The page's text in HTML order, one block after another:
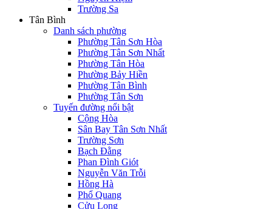
Trường Sa
Tân Bình
Danh sách phường
Phường Tân Sơn Hòa
Phường Tân Sơn Nhất
Phường Tân Hòa
Phường Bảy Hiền
Phường Tân Bình
Phường Tân Sơn
Tuyến đường nổi bật
Cộng Hòa
Sân Bay Tân Sơn Nhất
Trường Sơn
Bạch Đằng
Phan Đình Giót
Nguyễn Văn Trỗi
Hồng Hà
Phổ Quang
Cửu Long